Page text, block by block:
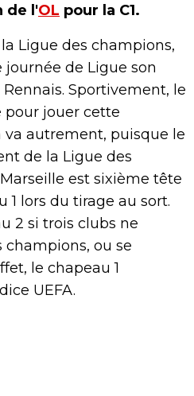
de l'OL pour la C1.
Ligue des champions,
de Ligue son
Sportivement, le
pour jouer cette
va autrement, puisque le
de la Ligue des
est sixième tête
1 lors du tirage au sort.
2 si trois clubs ne
ou se
le chapeau 1
UEFA.